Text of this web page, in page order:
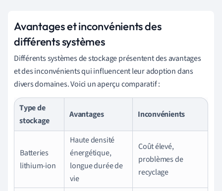
Avantages et inconvénients des
différents systèmes
Différents systèmes de stockage présentent des avantages
et des inconvénients qui influencent leur adoption dans
divers domaines. Voici un aperçu comparatif :
Type de
stockage
Avantages Inconvénients
Batteries
lithium-ion
Haute densité
énergétique,
longue durée de
vie
Coût élevé,
problèmes de
recyclage